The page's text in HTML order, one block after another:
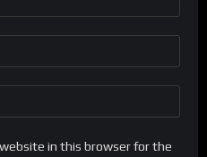
in this browser for the